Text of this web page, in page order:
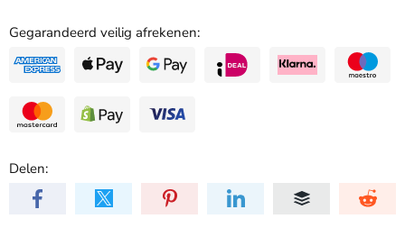
Gegarandeerd veilig afrekenen:
Delen: